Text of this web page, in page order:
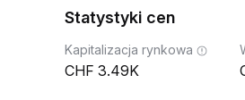
Statystyki cen
Kapitalizacja rynkowa
3.49K